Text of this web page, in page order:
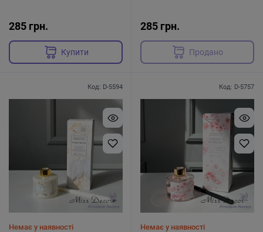
285 грн.
Купити
285 грн.
Продано
Код: D-5594
Немає у наявності
Код: D-5757
Немає у наявності